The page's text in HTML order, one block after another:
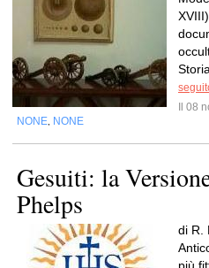
Il 08
NONE NONE
Gesuiti: la
Phelps
di R.